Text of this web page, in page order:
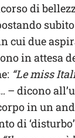
di
cui due
in attesa
“Le miss
– dicono
in un
di